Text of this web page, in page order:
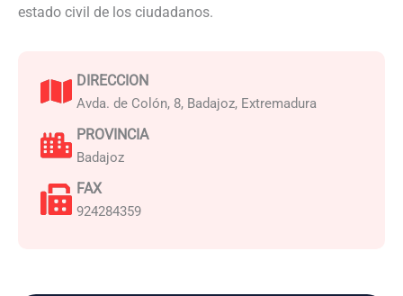
estado civil de los ciudadanos.
DIRECCION
Avda. de Colón, 8, Badajoz, Extremadura
PROVINCIA
Badajoz
FAX
924284359